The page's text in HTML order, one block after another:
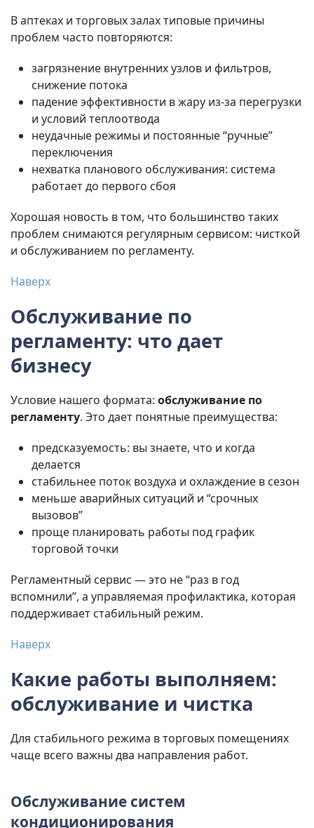
В аптеках и торговых залах типовые причины
проблем часто повторяются:
загрязнение внутренних узлов и фильтров,
снижение потока
падение эффективности в жару из-за перегрузки
и условий теплоотвода
неудачные режимы и постоянные “ручные”
переключения
нехватка планового обслуживания: система
работает до первого сбоя
Хорошая новость в том, что большинство таких
проблем снимаются регулярным сервисом: чисткой
и обслуживанием по регламенту.
Наверх
Обслуживание по
регламенту: что дает
бизнесу
Условие нашего формата: обслуживание по
регламенту. Это дает понятные преимущества:
предсказуемость: вы знаете, что и когда
делается
стабильнее поток воздуха и охлаждение в сезон
меньше аварийных ситуаций и “срочных
вызовов”
проще планировать работы под график
торговой точки
Регламентный сервис — это не “раз в год
вспомнили”, а управляемая профилактика, которая
поддерживает стабильный режим.
Наверх
Какие работы выполняем:
обслуживание и чистка
Для стабильного режима в торговых помещениях
чаще всего важны два направления работ.
Обслуживание систем
кондиционирования